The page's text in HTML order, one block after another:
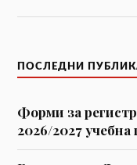
ПОСЛЕДНИ
Форми за
2026/2027 учебна